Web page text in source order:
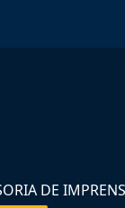
DE